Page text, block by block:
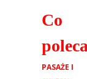
Co
PASAŻE I